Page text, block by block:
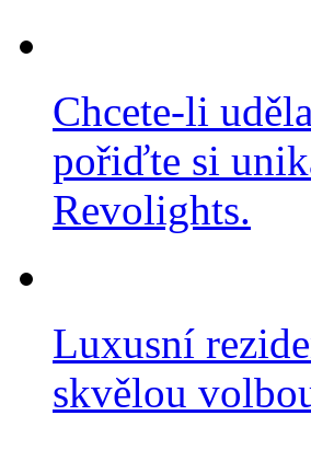
Chcete-li
pořiďte si
Revolights.
Luxusní
skvělou